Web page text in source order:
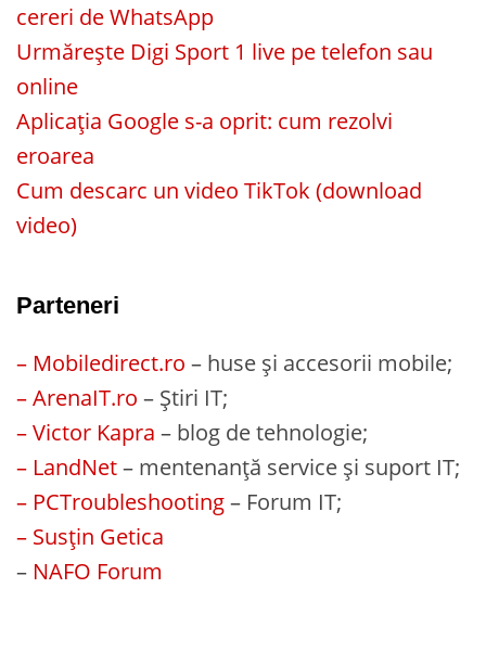
cereri de WhatsApp
Urmărește Digi Sport 1 live pe telefon sau
online
Aplicația Google s-a oprit: cum rezolvi
eroarea
Cum descarc un video TikTok (download
video)
Parteneri
– Mobiledirect.ro – huse și accesorii mobile;
– ArenaIT.ro – Știri IT;
– Victor Kapra – blog de tehnologie;
– LandNet– mentenanță service și suport IT;
– PCTroubleshooting– Forum IT;
– Susțin Getica
– NAFO Forum